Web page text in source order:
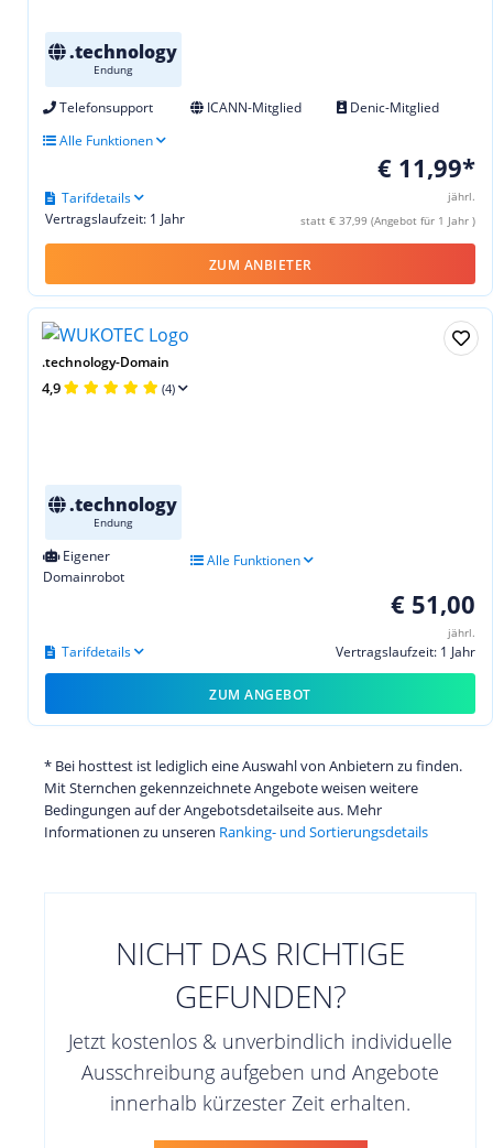
.technology
Endung
Telefonsupport ICANN-Mitglied
Denic-Mitglied
Alle Funktionen
€ 11,99*
jährl.
statt € 37,99 (Angebot für 1 Jahr )
Vertragslaufzeit: 1 Jahr
Tarifdetails
ZUM ANBIETER
.technology-Domain
4,9 (4)
.technology
Endung
Eigener
Domainrobot
Alle Funktionen
€ 51,00
jährl.
Vertragslaufzeit: 1 Jahr
Tarifdetails
ZUM ANGEBOT
* Bei hosttest ist lediglich eine Auswahl von Anbietern zu finden.
Mit Sternchen gekennzeichnete Angebote weisen weitere
Bedingungen auf der Angebotsdetailseite aus. Mehr
Informationen zu unseren Ranking- und Sortierungsdetails
NICHT DAS RICHTIGE
GEFUNDEN?
Jetzt kostenlos & unverbindlich individuelle
Ausschreibung aufgeben und Angebote
innerhalb kürzester Zeit erhalten.